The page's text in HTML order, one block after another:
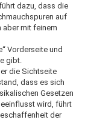
dazu, dass die
auf
aber mit feinem
Vorderseite und
gibt.
die Sichtseite
dass es sich
Gesetzen
wird, führt
der